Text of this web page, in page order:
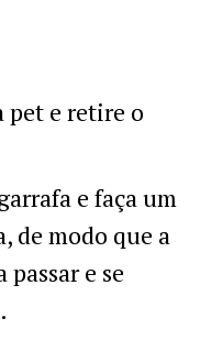
pet e retire o
e faça um
de modo que a
e se